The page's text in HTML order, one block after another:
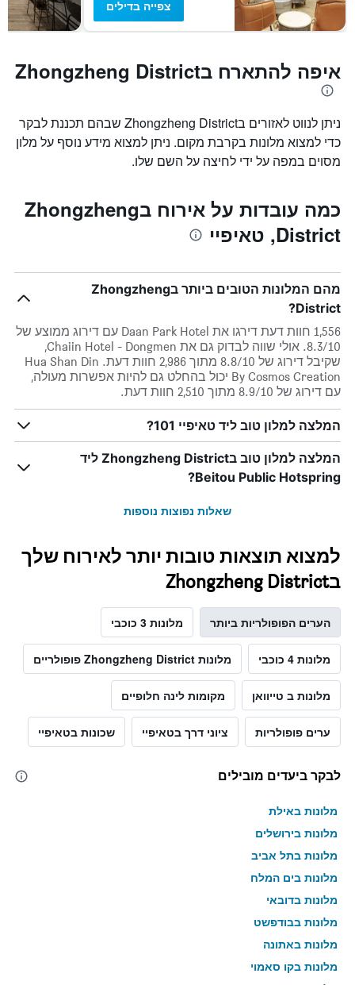
צפייה בדילים
איפה להתארח בZhongzheng District
ניתן לנווט לאזורים בZhongzheng District שבהם תכננת לבקר
כדי למצוא מלונות בקרבת מקום. ניתן למצוא מידע נוסף על מלון
מסוים במפה על ידי לחיצה על השם שלו.
כמה עובדות על אירוח בZhongzheng
District, טאיפיי
מהם המלונות הטובים ביותר בZhongzheng
District?
1,556 חוות דעת דירגו את Daan Park Hotel עם דירוג ממוצע של
8.3/10. אולי שווה לבדוק גם את Chaiin Hotel - Dongmen,
שקיבל דירוג של 8.8/10 מתוך 2,986 חוות דעת. Hua Shan Din
By Cosmos Creation יכול בהחלט גם להיות אפשרות מעולה,
עם דירוג של 8.9/10 מתוך 2,510 חוות דעת.
המלצה למלון טוב ליד טאיפיי 101?
המלצה למלון טוב בZhongzheng District ליד
Beitou Public Hotspring?
שאלות נפוצות נוספות
למצוא תוצאות טובות יותר לאירוח שלך
בZhongzheng District
הערים הפופולריות ביותר מלונות 3 כוכבי
מלונות 4 כוכבי מלונות Zhongzheng District פופולריים
מלונות ב טייוואן מקומות לינה חלופיים
ערים פופולריות ציוני דרך בטאיפיי שכונות בטאיפיי
לבקר ביעדים מובילים
מלונות באילת
מלונות בירושלים
מלונות בתל אביב
מלונות בים המלח
מלונות בדובאי
מלונות בבודפשט
מלונות באתונה
מלונות בקו סאמוי